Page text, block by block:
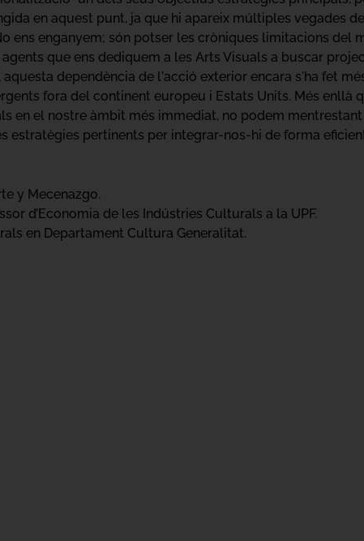
en aquest punt, ja que hi apareix múltiples vegades
ens enganyem; són potser les cròniques limitacions del
que ens dediquem a les Arts Visuals a buscar
dependència de l'acció exterior encara s'ha fet
fora del continent europeu i Estats Units. Més enllà
en el nostre àmbit més immediat, no podem
estratègies pertinents per integrar-nos-hi de forma
y Mecenazgo.
d’Economia de les Indústries Culturals a la UPF.
en Departament Cultura Generalitat.